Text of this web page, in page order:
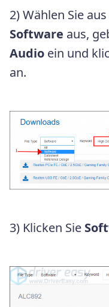
2) Wählen Sie
Software aus,
Audio ein und
an.
3) Klicken Sie